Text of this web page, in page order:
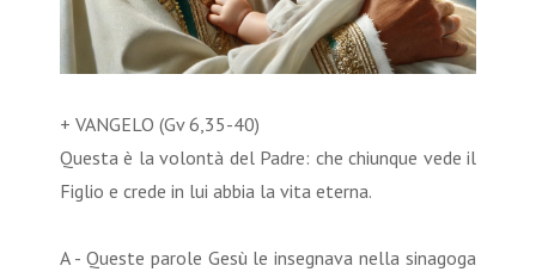
+ VANGELO (Gv 6,35-40)
Questa è la volontà del Padre: che chiunque vede il
Figlio e crede in lui abbia la vita eterna.
A - Queste parole Gesù le insegnava nella sinagoga